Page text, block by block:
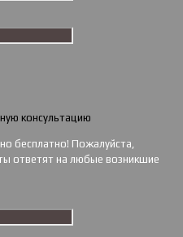
консультацию
бесплатно! Пожалуйста,
ответят на любые возникшие